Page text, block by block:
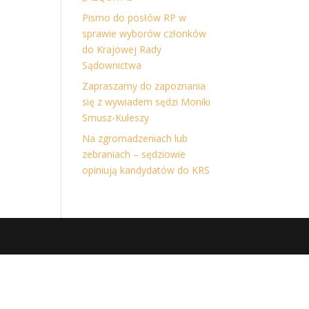
Pismo do posłów RP w
sprawie wyborów członków
do Krajowej Rady
Sądownictwa
Zapraszamy do zapoznania
się z wywiadem sędzi Moniki
Smusz-Kuleszy
Na zgromadzeniach lub
zebraniach – sędziowie
opiniują kandydatów do KRS